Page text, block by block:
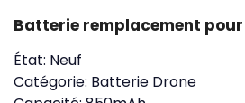
Batterie remplacement pour
État: Neuf
Catégorie: Batterie Drone